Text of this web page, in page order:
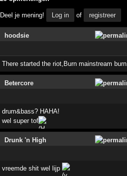
Deel je mening! Log in of registreer
hoodsie
There started the riot,Burn mainstream burn.
Betercore
drum&bass? HAHA!
wel super tof
Drunk 'n High
vreemde shit wel lijp